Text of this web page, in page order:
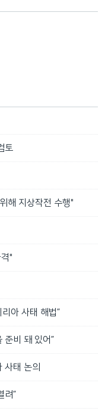
토
해 지상작전 수행"
"
아 사태 해법”
준비 돼 있어”
사태 논의
려”